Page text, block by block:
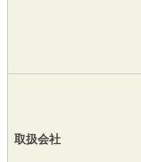
取扱会社